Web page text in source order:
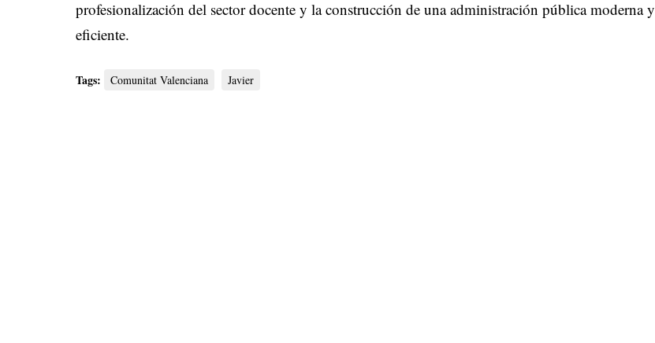
profesionalización del sector docente y la construcción de una administración pública moderna y
eficiente.
Tags: Comunitat Valenciana Javier